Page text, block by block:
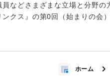
などさまざまな立場と分野の
クス』の第0回（始まりの会）
ホーム